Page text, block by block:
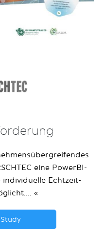
eine PowerBI-
Echtzeit-
«